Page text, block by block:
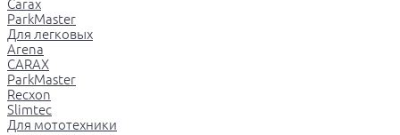
Carax
ParkMaster
Для легковых
Arena
CARAX
ParkMaster
Recxon
Slimtec
Для мототехники